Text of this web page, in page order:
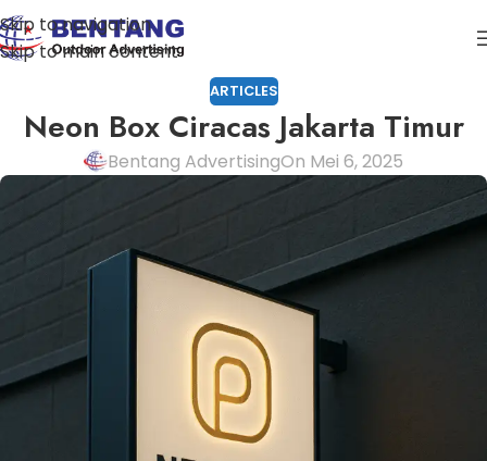
Skip to navigation
Skip to main content
ARTICLES
Neon Box Ciracas Jakarta Timur
Bentang AdvertisingOn Mei 6, 2025